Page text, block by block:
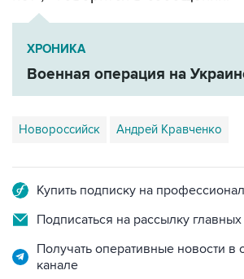
ХРОНИКА
Военная операция на
Новороссийск Андрей Кравченко
Купить подписку на
Подписаться на рассылку
Получать оперативные новости
канале